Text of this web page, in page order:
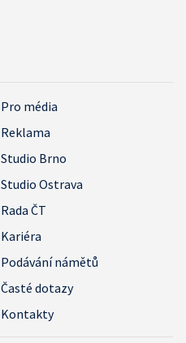
Pro média
Reklama
Studio Brno
Studio Ostrava
Rada ČT
Kariéra
Podávání námětů
Časté dotazy
Kontakty